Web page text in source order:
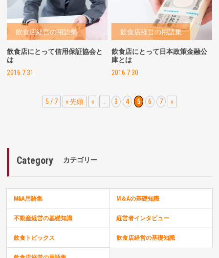
飲食店経営の用語集
飲食店にとって信用保証協会と
は
2016.7.31
飲食店経営の用語集
飲食店にとって日本政策金融公
庫とは
2016.7.30
5 / 7 « 先頭 « 3 4 5 6 7 »
Category カテゴリー
M&A用語集 M＆Aの基礎知識
不動産経営の基礎知識 経営者インタビュー
飲食トピックス 飲食店経営の基礎知識